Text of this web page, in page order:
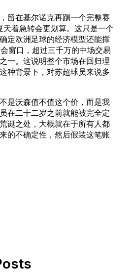
留在基尔诺克再踢一个完整赛
着急转会更划算。这只是一个
定欧洲足球的经济模型还能撑
窗口，超过三千万的中场交易
一。这说明整个市场在回归理
种背景下，对苏超球员来说多
是沃森值不值这个价，而是我
在二十二岁之前就能被完全定
诞之处，大概就在于所有人都
的不确定性，然后假装这笔账